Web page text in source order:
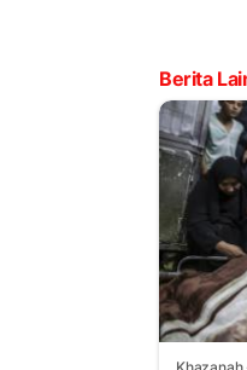
Berita